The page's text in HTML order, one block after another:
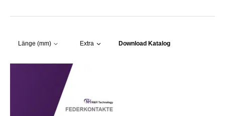
Länge (mm) Extra Download Katalog